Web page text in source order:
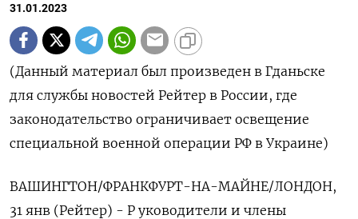
31.01.2023
(Данный материал был произведен в Гданьске
для службы новостей Рейтер в России, где
законодательство ограничивает освещение
специальной военной операции РФ в Украине)
ВАШИНГТОН/ФРАНКФУРТ-НА-МАЙНЕ/ЛОНДОН,
31 янв (Рейтер) - Р уководители и члены